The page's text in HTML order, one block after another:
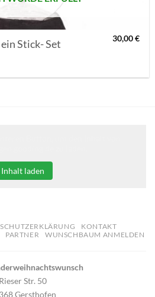
Stick- Set 30,00€
Inhalt laden
KONTAKT
PARTNER WUNSCHBAUM ANMELDEN
Rieser Str. 50
Gersthofen